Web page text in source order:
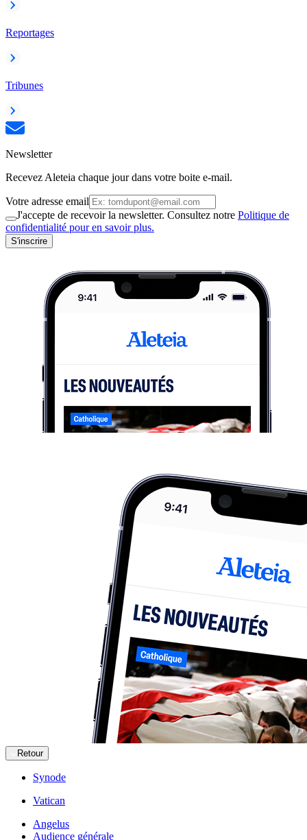
Reportages
Tribunes
Newsletter
Recevez Aleteia chaque jour dans votre boite e-mail.
Votre adresse email
J'accepte de recevoir la newsletter. Consultez notre Politique de
confidentialité pour en savoir plus.
S'inscrire
Retour
Synode
Vatican
Angelus
Audience générale